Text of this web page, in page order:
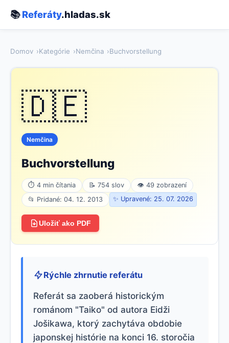
📚Referáty.hladas.sk
Domov Kategórie Nemčina Buchvorstellung
🇩🇪
Nemčina
Buchvorstellung
⏱ 4 min čítania 📝 754 slov
👁 49 zobrazení
📂 Pridané: 04. 12. 2013
✨ Upravené: 25. 07. 2026
Uložiť ako PDF
Rýchle zhrnutie referátu
Referát sa zaoberá historickým
románom "Taiko" od autora Eidži
Jošikawa, ktorý zachytáva obdobie
japonskej histórie na konci 16. storočia